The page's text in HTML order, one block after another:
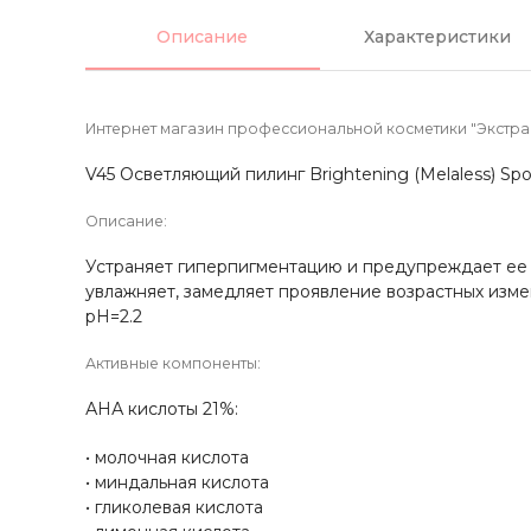
Описание Характеристики
Интернет магазин профессиональной косметики
V45 Осветляющий пилинг Brightening (Melaless)
Описание:
Устраняет гиперпигментацию и предупреждает
увлажняет, замедляет проявление возрастных
pH=2.2
Активные компоненты:
АНА кислоты 21%:
молочная кислота
миндальная кислота
гликолевая кислота